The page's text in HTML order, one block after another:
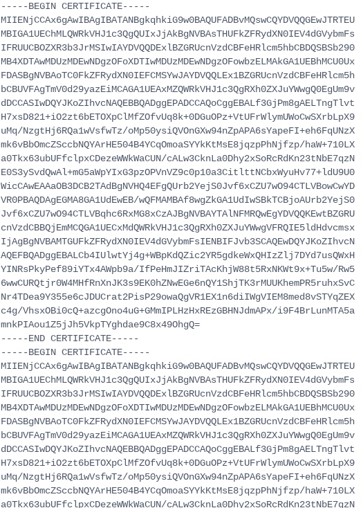
-----BEGIN CERTIFICATE-----
MIIENjCCAx6gAwIBAgIBATANBgkqhkiG9w0BAQUFADBvMQswCQYDVQQGEwJTRTEU
MBIGA1UEChMLQWRkVHJ1c3QgQUIxJjAkBgNVBAsTHUFkZFRydXN0IEV4dGVybmFs
IFRUUCBOZXR3b3JrMSIwIAYDVQQDExlBZGRUcnVzdCBFeHRlcm5hbCBDQSBSb290
MB4XDTAwMDUzMDEwNDgzOFoXDTIwMDUzMDEwNDgzOFowbzELMAkGA1UEBhMCU0Ux
FDASBgNVBAoTC0FkZFRydXN0IEFCMSYwJAYDVQQLEx1BZGRUcnVzdCBFeHRlcm5h
bCBUVFAgTmV0d29yazEiMCAGA1UEAxMZQWRkVHJ1c3QgRXh0ZXJuYWwgQ0EgUm9v
dDCCASIwDQYJKoZIhvcNAQEBBQADggEPADCCAQoCggEBALf3GjPm8gAELTngTlvt
H7xsD821+iO2zt6bETOXpClMfZOfvUq8k+0DGuOPz+VtUFrWlymUWoCwSXrbLpX9
uMq/NzgtHj6RQa1wVsfwTz/oMp50ysiQVOnGXw94nZpAPA6sYapeFI+eh6FqUNzX
mk6vBbOmcZSccbNQYArHE504B4YCqOmoaSYYkKtMsE8jqzpPhNjfzp/haW+710LX
a0Tkx63ubUFfclpxCDezeWWkWaCUN/cALw3CknLa0Dhy2xSoRcRdKn23tNbE7qzN
E0S3ySvdQwAl+mG5aWpYIxG3pzOPVnVZ9c0p10a3CitlttNCbxWyuHv77+ldU9U0
WicCAwEAAaOB3DCB2TAdBgNVHQ4EFgQUrb2YejS0Jvf6xCZU7wO94CTLVBowCwYD
VR0PBAQDAgEGMA8GA1UdEwEB/wQFMAMBAf8wgZkGA1UdIwSBkTCBjoAUrb2YejS0
Jvf6xCZU7wO94CTLVBqhc6RxMG8xCzAJBgNVBAYTAlNFMRQwEgYDVQQKEwtBZGRU
cnVzdCBBQjEmMCQGA1UECxMdQWRkVHJ1c3QgRXh0ZXJuYWwgVFRQIE5ldHdvcmsx
IjAgBgNVBAMTGUFkZFRydXN0IEV4dGVybmFsIENBIFJvb3SCAQEwDQYJKoZIhvcN
AQEFBQADggEBALCb4IUlwtYj4g+WBpKdQZic2YR5gdkeWxQHIzZlj7DYd7usQWxH
YINRsPkyPef89iYTx4AWpb9a/IfPeHmJIZriTAcKhjW88t5RxNKWt9x+Tu5w/Rw5
6wwCURQtjr0W4MHfRnXnJK3s9EK0hZNwEGe6nQY1ShjTK3rMUUKhemPR5ruhxSvC
Nr4TDea9Y355e6cJDUCrat2PisP29owaQgVR1EX1n6diIWgVIEM8med8vSTYqZEX
c4g/VhsxOBi0cQ+azcgOno4uG+GMmIPLHzHxREzGBHNJdmAPx/i9F4BrLunMTA5a
mnkPIAou1Z5jJh5VkpTYghdae9C8x49OhgQ=
-----END CERTIFICATE-----
-----BEGIN CERTIFICATE-----
MIIENjCCAx6gAwIBAgIBATANBgkqhkiG9w0BAQUFADBvMQswCQYDVQQGEwJTRTEU
MBIGA1UEChMLQWRkVHJ1c3QgQUIxJjAkBgNVBAsTHUFkZFRydXN0IEV4dGVybmFs
IFRUUCBOZXR3b3JrMSIwIAYDVQQDExlBZGRUcnVzdCBFeHRlcm5hbCBDQSBSb290
MB4XDTAwMDUzMDEwNDgzOFoXDTIwMDUzMDEwNDgzOFowbzELMAkGA1UEBhMCU0Ux
FDASBgNVBAoTC0FkZFRydXN0IEFCMSYwJAYDVQQLEx1BZGRUcnVzdCBFeHRlcm5h
bCBUVFAgTmV0d29yazEiMCAGA1UEAxMZQWRkVHJ1c3QgRXh0ZXJuYWwgQ0EgUm9v
dDCCASIwDQYJKoZIhvcNAQEBBQADggEPADCCAQoCggEBALf3GjPm8gAELTngTlvt
H7xsD821+iO2zt6bETOXpClMfZOfvUq8k+0DGuOPz+VtUFrWlymUWoCwSXrbLpX9
uMq/NzgtHj6RQa1wVsfwTz/oMp50ysiQVOnGXw94nZpAPA6sYapeFI+eh6FqUNzX
mk6vBbOmcZSccbNQYArHE504B4YCqOmoaSYYkKtMsE8jqzpPhNjfzp/haW+710LX
a0Tkx63ubUFfclpxCDezeWWkWaCUN/cALw3CknLa0Dhy2xSoRcRdKn23tNbE7qzN